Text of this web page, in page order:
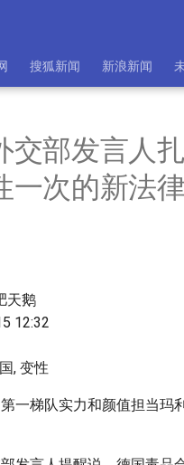
搜狐新闻 新浪新闻
交部发言人
一次的新法
天鹅
12:32
, 变性
一梯队实力和颜值担当玛